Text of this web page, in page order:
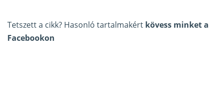
Tetszett a cikk? Hasonló tartalmakért kövess minket a
Facebookon